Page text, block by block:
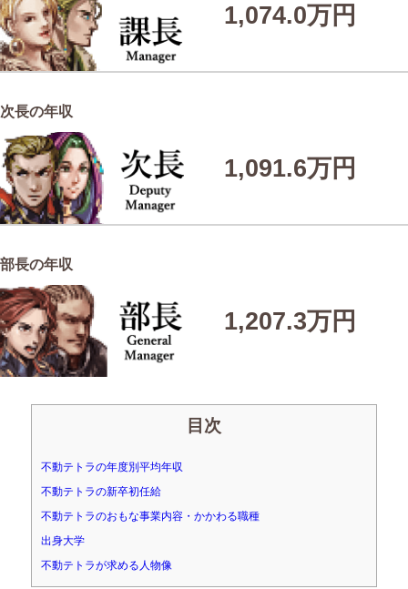
1,074.0万円
次長の年収
1,091.6万円
部長の年収
1,207.3万円
目次
不動テトラの年度別平均年収
不動テトラの新卒初任給
不動テトラのおもな事業内容・かかわる職種
出身大学
不動テトラが求める人物像